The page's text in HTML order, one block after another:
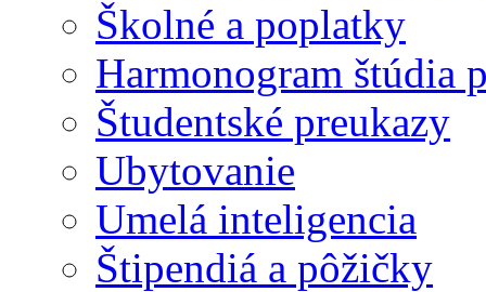
Školné a poplatky
Harmonogram štúdia
Študentské preukazy
Ubytovanie
Umelá inteligencia
Štipendiá a pôžičky